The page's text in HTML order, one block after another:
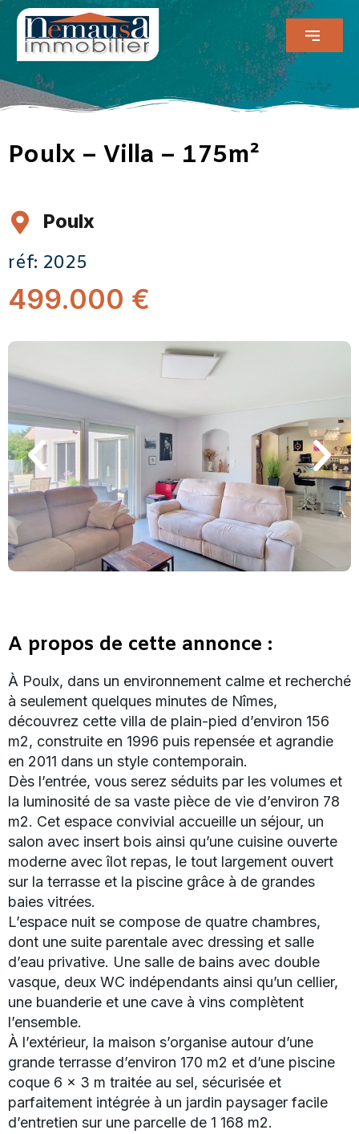
Poulx – Villa – 175m²
Poulx
réf: 2025
499.000 €
A propos de cette annonce :
À Poulx, dans un environnement calme et recherché
à seulement quelques minutes de Nîmes,
découvrez cette villa de plain-pied d’environ 156
m2, construite en 1996 puis repensée et agrandie
en 2011 dans un style contemporain.
Dès l’entrée, vous serez séduits par les volumes et
la luminosité de sa vaste pièce de vie d’environ 78
m2. Cet espace convivial accueille un séjour, un
salon avec insert bois ainsi qu’une cuisine ouverte
moderne avec îlot repas, le tout largement ouvert
sur la terrasse et la piscine grâce à de grandes
baies vitrées.
L’espace nuit se compose de quatre chambres,
dont une suite parentale avec dressing et salle
d’eau privative. Une salle de bains avec double
vasque, deux WC indépendants ainsi qu’un cellier,
une buanderie et une cave à vins complètent
l’ensemble.
À l’extérieur, la maison s’organise autour d’une
grande terrasse d’environ 170 m2 et d’une piscine
coque 6 x 3 m traitée au sel, sécurisée et
parfaitement intégrée à un jardin paysager facile
d’entretien sur une parcelle de 1 168 m2.